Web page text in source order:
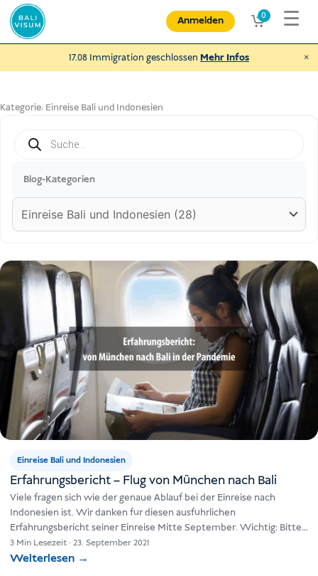
Zum
Inhalt
springen
Anmelden 0 ☰
17.08 Immigration geschlossen Mehr Infos ×
Kategorie: Einreise Bali und Indonesien
search
Blog-Kategorien
Einreise Bali und Indonesien
Erfahrungsbericht – Flug von München nach Bali
Viele fragen sich wie der genaue Ablauf bei der Einreise nach
Indonesien ist. Wir danken für diesen ausführlichen
Erfahrungsbericht seiner Einreise Mitte September. Wichtig: Bitte
vor der Abreise…
3 Min Lesezeit ·23. September 2021
Weiterlesen →
mehr
Spenden